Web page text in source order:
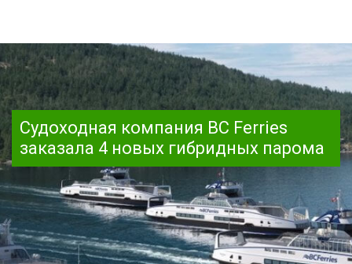
Судоходная компания BC Ferries
заказала 4 новых гибридных парома